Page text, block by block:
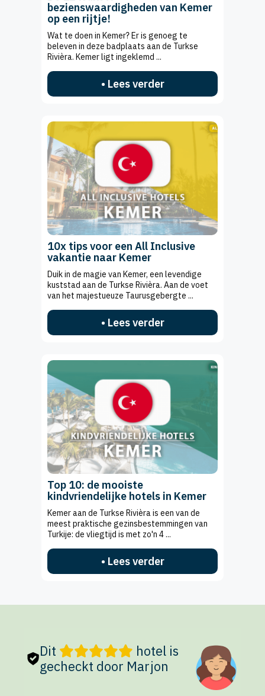
bezienswaardigheden van Kemer
op een rijtje!
Wat te doen in Kemer? Er is genoeg te
beleven in deze badplaats aan de Turkse
Rivièra. Kemer ligt ingeklemd ...
• Lees verder
10x tips voor een All Inclusive
vakantie naar Kemer
Duik in de magie van Kemer, een levendige
kuststad aan de Turkse Rivièra. Aan de voet
van het majestueuze Taurusgebergte ...
• Lees verder
Top 10: de mooiste
kindvriendelijke hotels in Kemer
Kemer aan de Turkse Rivièra is een van de
meest praktische gezinsbestemmingen van
Turkije: de vliegtijd is met zo'n 4 ...
• Lees verder
Dit
hotel is
gecheckt door Marjon